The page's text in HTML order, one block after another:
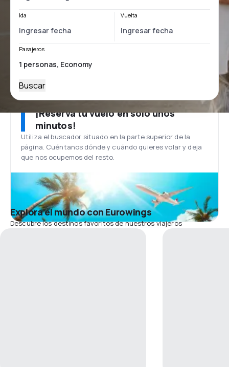
Ida Vuelta
Pasajeros
Buscar
¡Reserva tu vuelo en solo unos
minutos!
Utiliza el buscador situado en la parte superior de la
página. Cuéntanos dónde y cuándo quieres volar y deja
que nos ocupemos del resto.
Explora el mundo con Eurowings
Descubre los destinos favoritos de nuestros viajeros